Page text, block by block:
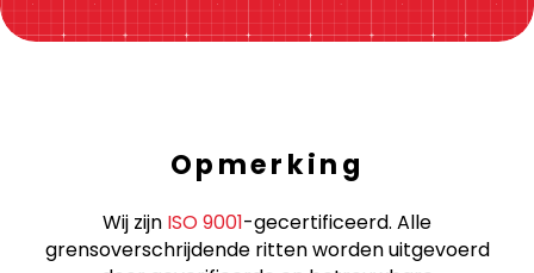
Opmerking
Wij zijn ISO 9001-gecertificeerd. Alle
grensoverschrijdende ritten worden uitgevoerd